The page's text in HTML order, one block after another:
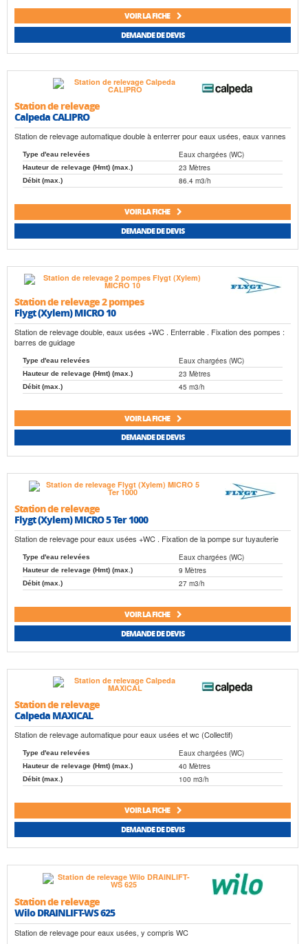
VOIR LA FICHE
DEMANDE DE DEVIS
Station de relevage
Calpeda CALIPRO
Station de relevage automatique double à enterrer pour eaux usées, eaux vannes
Type d'eau relevées Eaux chargées (WC)
Hauteur de relevage (Hmt) (max.) 23 Mètres
Débit (max.) 86.4 m3/h
VOIR LA FICHE
DEMANDE DE DEVIS
Station de relevage 2 pompes
Flygt (Xylem) MICRO 10
Station de relevage double, eaux usées +WC . Enterrable . Fixation des pompes :
barres de guidage
Type d'eau relevées Eaux chargées (WC)
Hauteur de relevage (Hmt) (max.) 23 Mètres
Débit (max.) 45 m3/h
VOIR LA FICHE
DEMANDE DE DEVIS
Station de relevage
Flygt (Xylem) MICRO 5 Ter 1000
Station de relevage pour eaux usées +WC . Fixation de la pompe sur tuyauterie
Type d'eau relevées Eaux chargées (WC)
Hauteur de relevage (Hmt) (max.) 9 Mètres
Débit (max.) 27 m3/h
VOIR LA FICHE
DEMANDE DE DEVIS
Station de relevage
Calpeda MAXICAL
Station de relevage automatique pour eaux usées et wc (Collectif)
Type d'eau relevées Eaux chargées (WC)
Hauteur de relevage (Hmt) (max.) 40 Mètres
Débit (max.) 100 m3/h
VOIR LA FICHE
DEMANDE DE DEVIS
Station de relevage
Wilo DRAINLIFT-WS 625
Station de relevage pour eaux usées, y compris WC